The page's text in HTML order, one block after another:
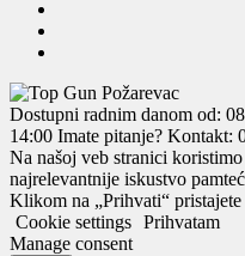
Dostupni radnim danom od:
14:00 Imate pitanje? Kontakt:
Na našoj veb stranici
najrelevantnije iskustvo
Klikom na „Prihvati“
Cookie settings Prihvatam
Manage consent